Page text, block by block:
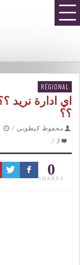
RÉGIONAL
؟؟
محفوظ كيطوني /
3
/
0
SHARES